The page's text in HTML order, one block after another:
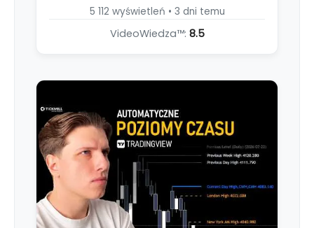
5 112 wyświetleń • 3 dni temu
VideoWiedza™: 8.5